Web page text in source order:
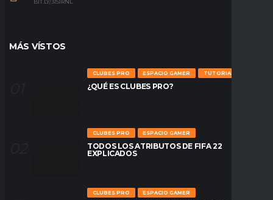
MÁS VÍSTOS
CLUBES PRO ESPACIO GAMER TUTORIALES
¿QUÉ ES CLUBES PRO?
CLUBES PRO ESPACIO GAMER
TODOS LOS ATRIBUTOS DE FIFA 22
EXPLICADOS
CLUBES PRO ESPACIO GAMER